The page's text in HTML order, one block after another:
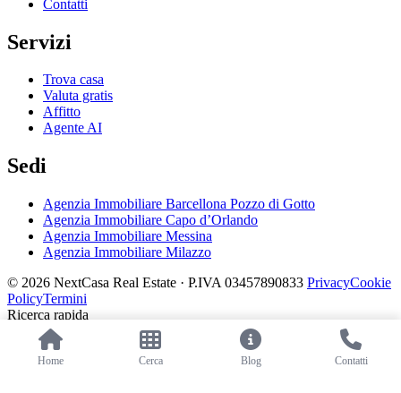
Contatti
Servizi
Trova casa
Valuta gratis
Affitto
Agente AI
Sedi
Agenzia Immobiliare Barcellona Pozzo di Gotto
Agenzia Immobiliare Capo d’Orlando
Agenzia Immobiliare Messina
Agenzia Immobiliare Milazzo
© 2026 NextCasa Real Estate · P.IVA 03457890833 PrivacyCookie
PolicyTermini
Ricerca rapida
Trova la tua casa
Home Cerca Blog Contatti